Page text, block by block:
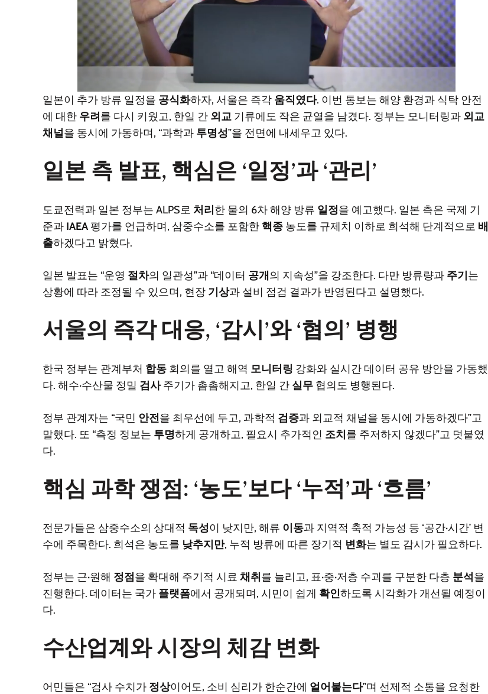
일본이 추가 방류 일정을 공식화하자, 서울은 즉각 움직였다. 이번 통보는 해양 환경과 식탁 안전
에 대한 우려를 다시 키웠고, 한일 간 외교 기류에도 작은 균열을 남겼다. 정부는 모니터링과 외교
채널을 동시에 가동하며, “과학과 투명성”을 전면에 내세우고 있다.
일본 측 발표, 핵심은 ‘일정’과 ‘관리’
도쿄전력과 일본 정부는 ALPS로 처리한 물의 6차 해양 방류 일정을 예고했다. 일본 측은 국제 기
준과 IAEA 평가를 언급하며, 삼중수소를 포함한 핵종 농도를 규제치 이하로 희석해 단계적으로 배
출하겠다고 밝혔다.
일본 발표는 “운영 절차의 일관성”과 “데이터 공개의 지속성”을 강조한다. 다만 방류량과 주기는
상황에 따라 조정될 수 있으며, 현장 기상과 설비 점검 결과가 반영된다고 설명했다.
서울의 즉각 대응, ‘감시’와 ‘협의’ 병행
한국 정부는 관계부처 합동 회의를 열고 해역 모니터링 강화와 실시간 데이터 공유 방안을 가동했
다. 해수·수산물 정밀 검사주기가 촘촘해지고, 한일 간 실무 협의도 병행된다.
정부 관계자는 “국민 안전을 최우선에 두고, 과학적 검증과 외교적 채널을 동시에 가동하겠다”고
말했다. 또 “측정 정보는 투명하게 공개하고, 필요시 추가적인 조치를 주저하지 않겠다”고 덧붙였
다.
핵심 과학 쟁점: ‘농도’보다 ‘누적’과 ‘흐름’
전문가들은 삼중수소의 상대적 독성이 낮지만, 해류 이동과 지역적 축적 가능성 등 ‘공간·시간’ 변
수에 주목한다. 희석은 농도를 낮추지만, 누적 방류에 따른 장기적 변화는 별도 감시가 필요하다.
정부는 근·원해 정점을 확대해 주기적 시료 채취를 늘리고, 표·중·저층 수괴를 구분한 다층 분석을
진행한다. 데이터는 국가 플랫폼에서 공개되며, 시민이 쉽게 확인하도록 시각화가 개선될 예정이
다.
수산업계와 시장의 체감 변화
어민들은 “검사 수치가 정상이어도, 소비 심리가 한순간에 얼어붙는다”며 선제적 소통을 요청한